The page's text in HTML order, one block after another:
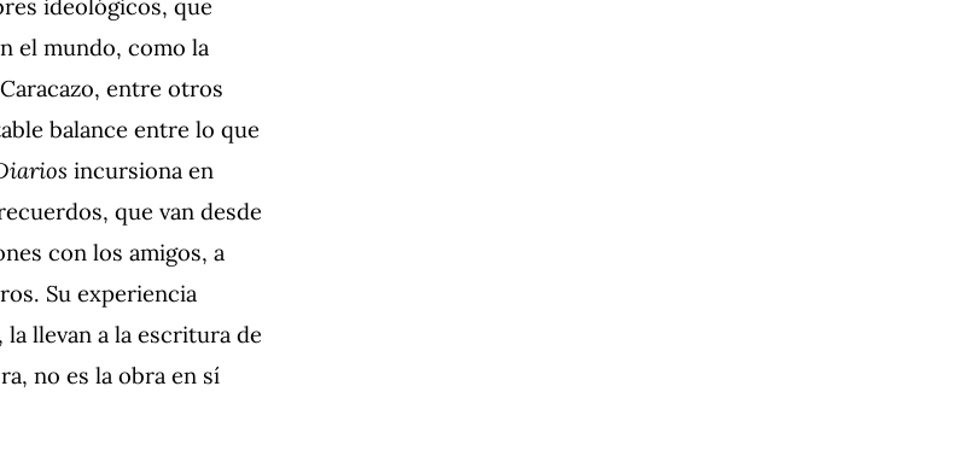
ideológicos, que
el mundo, como la
entre otros
balance entre lo que
incursiona en
que van desde
con los amigos, a
Su experiencia
llevan a la escritura de
no es la obra en sí